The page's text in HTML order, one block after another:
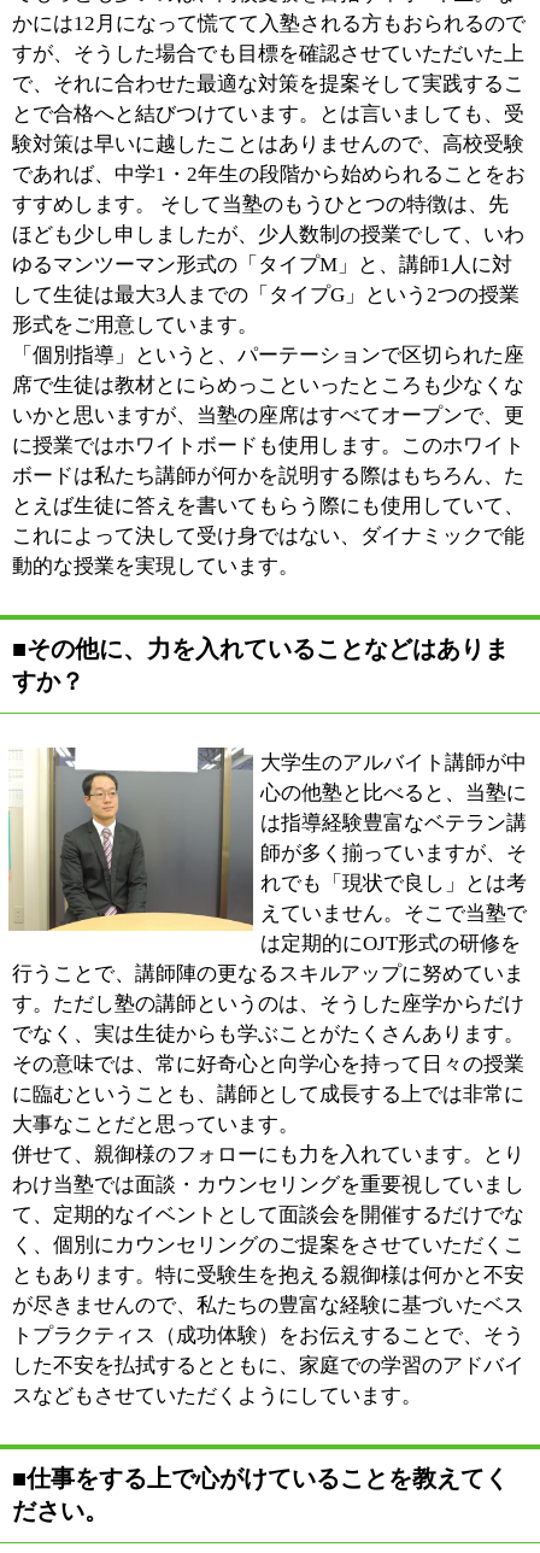
に臨むということも、講師として成長する上では非常に
大事なことだと思っています。
併せて、親御様のフォローにも力を入れています。とり
わけ当塾では面談・カウンセリングを重要視していまし
て、定期的なイベントとして面談会を開催するだけでな
く、個別にカウンセリングのご提案をさせていただくこ
ともあります。特に受験生を抱える親御様は何かと不安
が尽きませんので、私たちの豊富な経験に基づいたベス
トプラクティス（成功体験）をお伝えすることで、そう
した不安を払拭するとともに、家庭での学習のアドバイ
スなどもさせていただくようにしています。
■仕事をする上で心がけていることを教えてく
ださい。
私自身が学習塾に通っていた際にもっとも不満に感じて
いたことは、理解できないところがあったとしても、そ
のまま授業が先に進んでしまうことでした。その経験を
反面教師にして、ここではそうしたことがないように、
生徒一人ひとりの理解の状況を的確に把握することを心
がけています。ただし、単純に「わかった？」と尋ねた
だけでは「わかった」という答えが返ってくるだけ。そ
れでは本当に理解できたかどうかを把握したことにはな
りませんので、さまざまな聞き方を交えて理解度を確認
するようにしています。
あとは、生徒の方から自発的に「ここがわからないのだ
とも大事だと考えていますので、「今日は何かあっ
た？」「学校の授業はどこまで進んだ？」といった具合
に積極的にコミュニケーションを図ることで、講師と生
徒という壁を極力取り払うことにも努めています。
ージをお願いします。
チェーン展開をしている大手の学習塾とは違って、私た
ち講師とお子様・親御様との距離が近いため、密な指
導・親身なご相談ができる点が当塾の一番の魅力だと考
えています。そうした魅力をより多くの方々に知ってい
ただくために、当塾では無料体験コースもご用意してい
ます。ちなみに無料体験とは言ってもお仕着せの授業で
はなく、受講前には必ずカウンセリングを行い、学習の
目的・目標を個別に確認させていただくことで、一人ひ
とりに合った授業を提供させていただいています。
学習塾はどこも同じだと考えているお子様・親御様にこ
そぜひ、受験指導の経験が豊富で、かつベテラン講師に
よるホワイトボードを使った授業が特徴的な当塾を、一
度見学に来ていただきたいと思っています。
このページの先頭へ
江戸川区時間 江東区時間 墨田区時間
表示： PC| モバイル
© 2013 art blue Inc.